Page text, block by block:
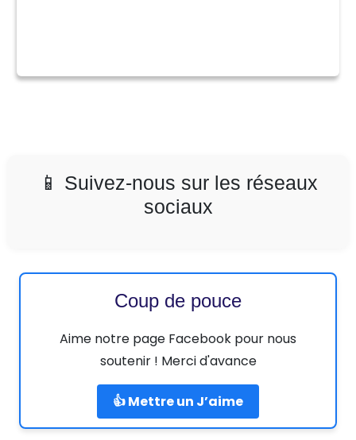
📱 Suivez-nous sur les réseaux
sociaux
Coup de pouce
Aime notre page Facebook pour nous
soutenir ! Merci d'avance
👍 Mettre un J’aime